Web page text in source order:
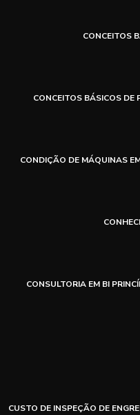
CONCEITOS
CONCEITOS BÁSICOS
CONDIÇÃO DE MÁQUINAS
CONSULTORIA EM BI
CUSTO DE INSPEÇÃO DE